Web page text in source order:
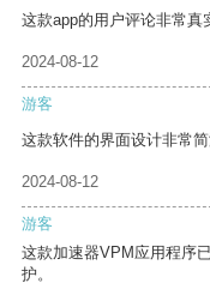
这款app的用户评论非常真
2024-08-12
游客
这款软件的界面设计非常简
2024-08-12
游客
这款加速器VPM应用程序
护。